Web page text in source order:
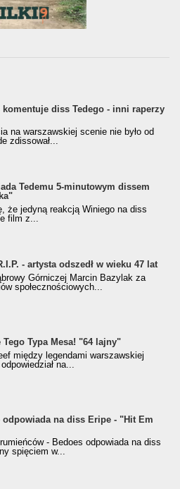
komentuje diss Tedego - inni raperzy
na warszawskiej scenie nie było od
zdissował...
Tedemu 5-minutowym dissem
że jedyną reakcją Winiego na diss
film z...
- artysta odszedł w wieku 47 lat
Górniczej Marcin Bazylak za
społecznościowych...
Tego Typa Mesa! "64 lajny"
między legendami warszawskiej
na...
odpowiada na diss Eripe - "Hit Em
- Bedoes odpowiada na diss
spięciem w...